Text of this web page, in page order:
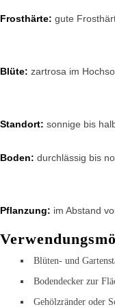
Frosthärte: gute
Blüte: zartrosa im
Standort: sonnige bis
Boden: durchlässig bis
Pflanzung: im Abstand
Blüten- und
Bodendecker zur
Gehölzränder oder